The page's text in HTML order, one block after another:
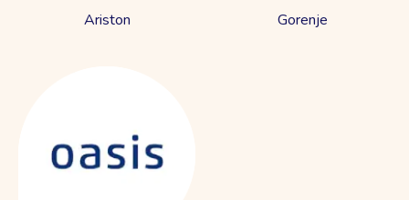
Ariston Gorenje